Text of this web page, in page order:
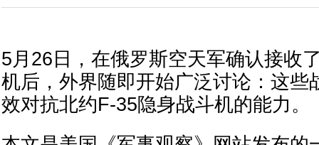
5月26日，在俄罗斯空天军确认接收
机后，外界随即开始广泛讨论：这些
效对抗北约F-35隐身战斗机的能力。